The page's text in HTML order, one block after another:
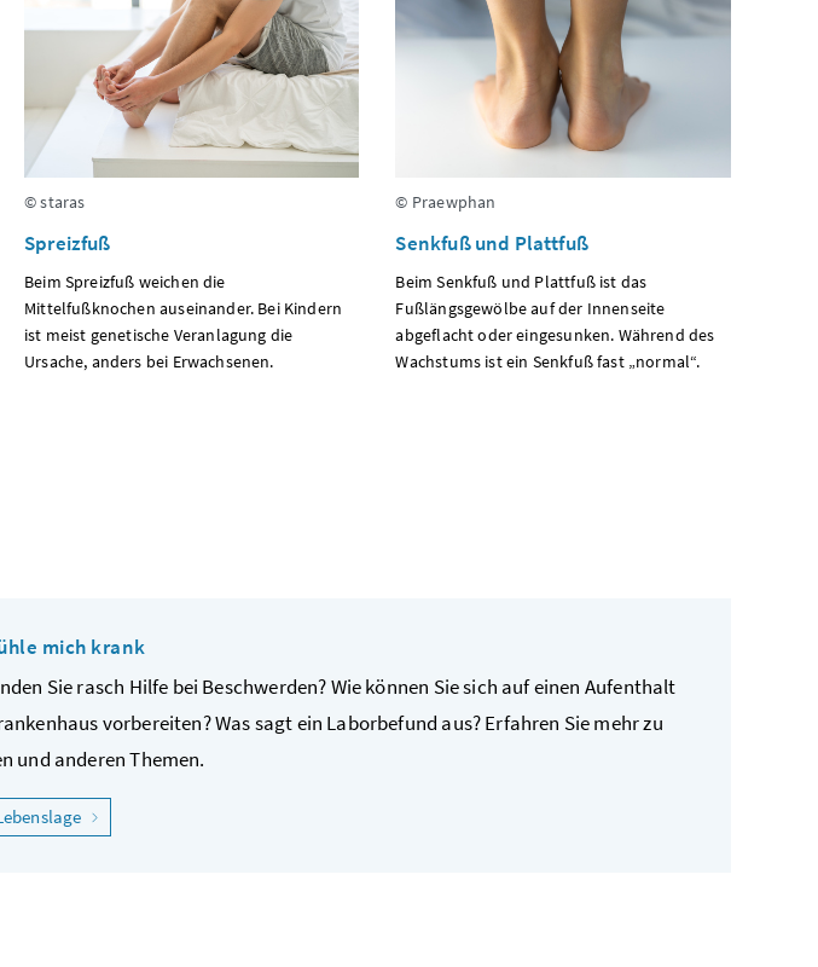
© staras
Spreizfuß
Beim Spreizfuß weichen die
Mittelfußknochen auseinander. Bei Kindern
ist meist genetische Veranlagung die
Ursache, anders bei Erwachsenen.
© Praewphan
Senkfuß und Plattfuß
Beim Senkfuß und Plattfuß ist das
Fußlängsgewölbe auf der Innenseite
abgeflacht oder eingesunken. Während des
Wachstums ist ein Senkfuß fast „normal“.
mich krank
Sie rasch Hilfe bei Beschwerden? Wie können Sie sich auf einen Aufenthalt
vorbereiten? Was sagt ein Laborbefund aus? Erfahren Sie mehr zu
und anderen Themen.
"Ich fühle mich krank"